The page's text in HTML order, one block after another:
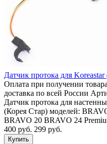
Датчик протока для
Оплата при получении
доставка по всей России
Датчик протока для
(Корея Стар) моделей:
BRAVO 20 BRAVO 24
400 руб. 299 руб.